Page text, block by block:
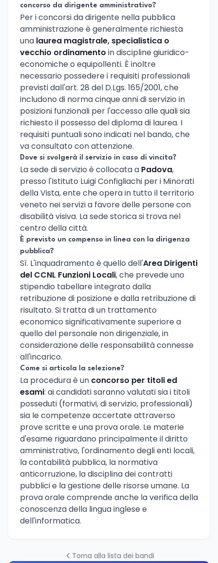
concorso da dirigente amministrativo?
Per i concorsi da dirigente nella pubblica
amministrazione è generalmente richiesta
una laurea magistrale, specialistica o
vecchio ordinamento in discipline giuridico-
economiche o equipollenti. È inoltre
necessario possedere i requisiti professionali
previsti dall'art. 28 del D.Lgs. 165/2001, che
includono di norma cinque anni di servizio in
posizioni funzionali per l'accesso alle quali sia
richiesto il possesso del diploma di laurea. I
requisiti puntuali sono indicati nel bando, che
va consultato con attenzione.
Dove si svolgerà il servizio in caso di vincita?
La sede di servizio è collocata a Padova,
presso l'Istituto Luigi Configliachi per i Minorati
della Vista, ente che opera in tutto il territorio
veneto nei servizi a favore delle persone con
disabilità visiva. La sede storica si trova nel
centro della città.
È previsto un compenso in linea con la dirigenza
pubblica?
Sì. L'inquadramento è quello dell'Area Dirigenti
del CCNL Funzioni Locali, che prevede uno
stipendio tabellare integrato dalla
retribuzione di posizione e dalla retribuzione di
risultato. Si tratta di un trattamento
economico significativamente superiore a
quello del personale non dirigenziale, in
considerazione delle responsabilità connesse
all'incarico.
Come si articola la selezione?
La procedura è un concorso per titoli ed
esami: ai candidati saranno valutati sia i titoli
posseduti (formativi, di servizio, professionali)
sia le competenze accertate attraverso
prove scritte e una prova orale. Le materie
d'esame riguardano principalmente il diritto
amministrativo, l'ordinamento degli enti locali,
la contabilità pubblica, la normativa
anticorruzione, la disciplina dei contratti
pubblici e la gestione delle risorse umane. La
prova orale comprende anche la verifica della
conoscenza della lingua inglese e
dell'informatica.
Torna alla lista dei bandi